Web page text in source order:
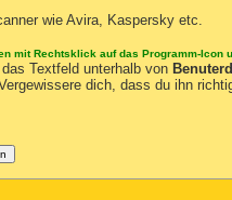
wie Avira, Kaspersky etc.
mit Rechtsklick auf das Programm-Icon
Textfeld unterhalb von
dich, dass du ihn